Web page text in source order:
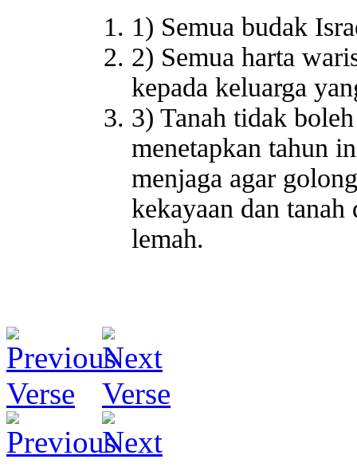
1) Semua budak
2) Semua harta
kepada keluarga
3) Tanah tidak
menetapkan tahun
menjaga agar
kekayaan dan
lemah.